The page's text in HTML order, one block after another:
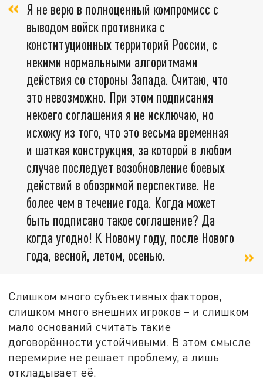
Я не верю в полноценный компромисс с
выводом войск противника с
конституционных территорий России, с
некими нормальными алгоритмами
действия со стороны Запада. Считаю, что
это невозможно. При этом подписания
некоего соглашения я не исключаю, но
исхожу из того, что это весьма временная
и шаткая конструкция, за которой в любом
случае последует возобновление боевых
действий в обозримой перспективе. Не
более чем в течение года. Когда может
быть подписано такое соглашение? Да
когда угодно! К Новому году, после Нового
года, весной, летом, осенью.
Слишком много субъективных факторов,
слишком много внешних игроков – и слишком
мало оснований считать такие
договорённости устойчивыми. В этом смысле
перемирие не решает проблему, а лишь
откладывает её.